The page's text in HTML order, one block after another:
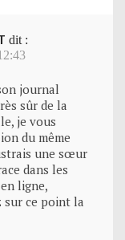
dit :
journal
sûr de la
je vous
du même
une sœur
dans les
ligne,
sur ce point la